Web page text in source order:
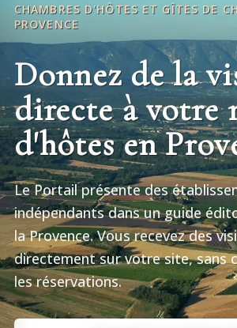
CHAMBRES D'HÔTES ET GÎTES DE
PROVENCE
Donnez de la
directe à votre
d'hôtes en
Le Portail présente des
indépendants dans un guide
la Provence. Vous recevez des
directement sur votre site, sans
les réservations.